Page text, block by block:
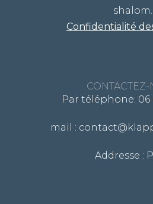
shalom.
Confidentialité
CONTACTEZ-
Par téléphone: 06
mail :
Addresse :